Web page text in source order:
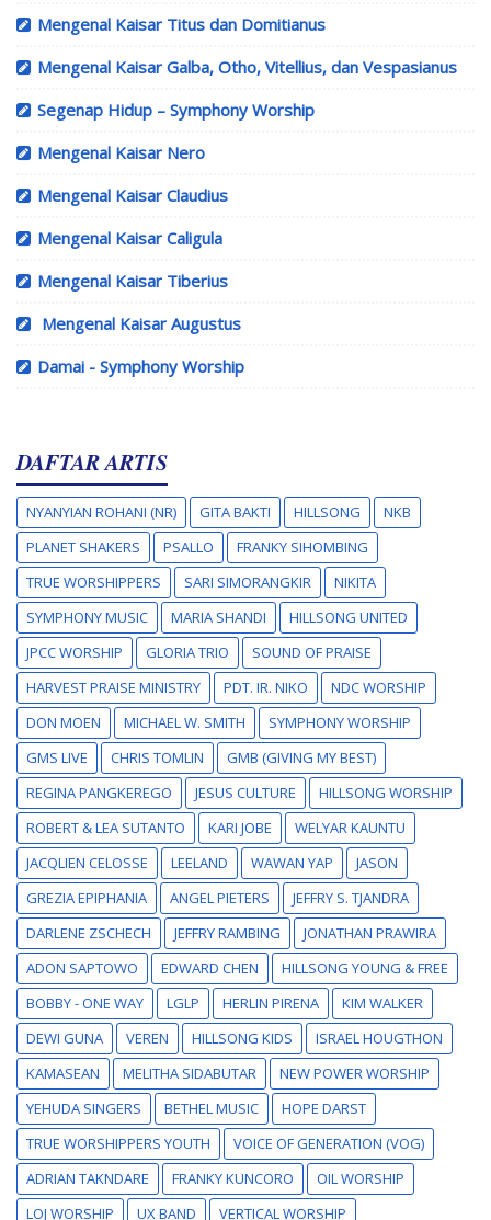
Mengenal Kaisar Titus dan Domitianus
Mengenal Kaisar Galba, Otho, Vitellius, dan Vespasianus
Segenap Hidup – Symphony Worship
Mengenal Kaisar Nero
Mengenal Kaisar Claudius
Mengenal Kaisar Caligula
Mengenal Kaisar Tiberius
Mengenal Kaisar Augustus
Damai - Symphony Worship
DAFTAR ARTIS
NYANYIAN ROHANI (NR) GITA BAKTI HILLSONG
NKB
PLANET SHAKERS
PSALLO
FRANKY SIHOMBING
TRUE WORSHIPPERS
SARI SIMORANGKIR
NIKITA
SYMPHONY MUSIC
MARIA SHANDI
HILLSONG UNITED
JPCC WORSHIP
GLORIA TRIO
SOUND OF PRAISE
HARVEST PRAISE MINISTRY
PDT. IR. NIKO
NDC WORSHIP
DON MOEN
MICHAEL W. SMITH
SYMPHONY WORSHIP
GMS LIVE
CHRIS TOMLIN
GMB (GIVING MY BEST)
REGINA PANGKEREGO
JESUS CULTURE
HILLSONG WORSHIP
ROBERT & LEA SUTANTO
KARI JOBE
WELYAR KAUNTU
JACQLIEN CELOSSE
LEELAND WAWAN YAP
JASON
GREZIA EPIPHANIA
ANGEL PIETERS
JEFFRY S. TJANDRA
DARLENE ZSCHECH
JEFFRY RAMBING
JONATHAN PRAWIRA
ADON SAPTOWO
EDWARD CHEN
HILLSONG YOUNG & FREE
BOBBY - ONE WAY
LGLP HERLIN PIRENA
KIM WALKER
DEWI GUNA
VEREN HILLSONG KIDS
ISRAEL HOUGTHON
KAMASEAN
MELITHA SIDABUTAR
NEW POWER WORSHIP
YEHUDA SINGERS
BETHEL MUSIC
HOPE DARST
TRUE WORSHIPPERS YOUTH
VOICE OF GENERATION (VOG)
ADRIAN TAKNDARE
FRANKY KUNCORO
OIL WORSHIP
LOJ WORSHIP
UX BAND VERTICAL WORSHIP